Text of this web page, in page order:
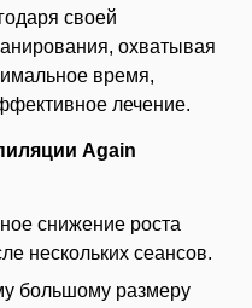
своей
охватывая
время,
лечение.
Again
снижение роста
нескольких сеансов.
большому размеру